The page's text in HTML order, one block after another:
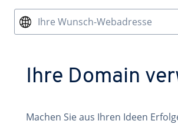
Ihre Wunsch-Webadresse
Ihre Domain
Machen Sie aus Ihren Ideen